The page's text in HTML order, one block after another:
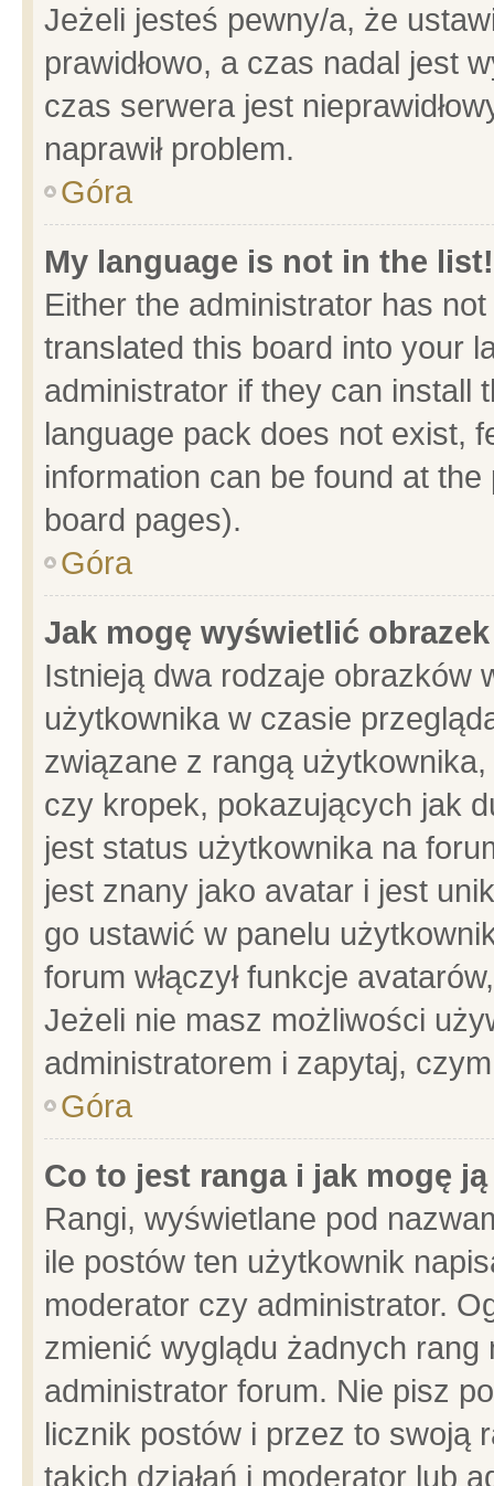
Jeżeli jesteś pewny/a, że
prawidłowo, a czas nadal jest
czas serwera jest
naprawił problem.
Góra
My language is not in the list!
Either the administrator has
translated this board into your
administrator if they can install
language pack does not exist,
information can be found at
board pages).
Góra
Jak mogę wyświetlić
Istnieją dwa rodzaje obrazków
użytkownika w czasie
związane z rangą
czy kropek, pokazujących jak
jest status użytkownika na
jest znany jako avatar i jest
go ustawić w panelu
forum włączył funkcje
Jeżeli nie masz możliwości
administratorem i zapytaj,
Góra
Co to jest ranga i jak mogę
Rangi, wyświetlane pod
ile postów ten użytkownik
moderator czy administrator.
zmienić wyglądu żadnych
administrator forum. Nie pisz
licznik postów i przez to swoją
takich działań i moderator lub